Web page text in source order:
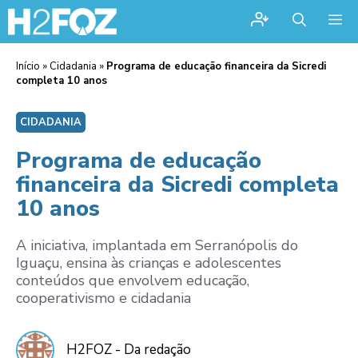
Início » Cidadania » Programa de educação financeira da Sicredi
completa 10 anos
CIDADANIA
Programa de educação
financeira da Sicredi completa
10 anos
A iniciativa, implantada em Serranópolis do
Iguaçu, ensina às crianças e adolescentes
conteúdos que envolvem educação,
cooperativismo e cidadania
H2FOZ - Da redação